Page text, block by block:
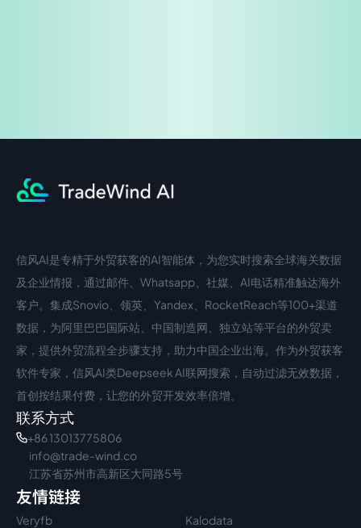
中文入口
信风AI是专精于外贸获客的AI智能体，为您实时搜索全球海关数据
及企业情报，通过邮件、Whatsapp、社媒、AI电话精准触达海外
客户。集成Snovio、领英、Yandex、RocketReach等100+渠道
数据，为阿里巴巴国际站、中国制造网、独立站等平台的外贸卖
家，提供外贸流程全步骤支持，助力中国企业出海。作为外贸获客
软件专家，信风AI类Deepseek AI联网搜索，自动过滤无效数据，
首创按结果付费，让您的外贸开发效率倍增。
联系方式
+86 13013775806
info@trade-wind.co
江苏省苏州市高新区大同路5号
友情链接
Veryfb
Kalodata